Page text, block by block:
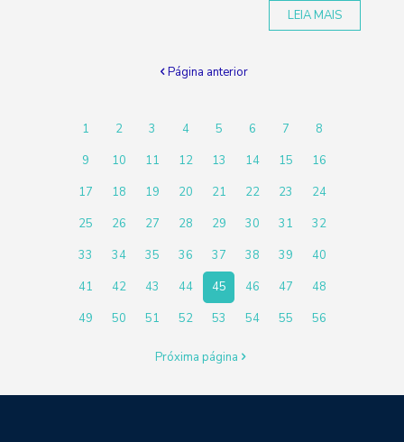
LEIA MAIS
Página anterior
1 2 3 4 5 6 7
8
9
10 11 12 13 14 15
16
17
18 19 20 21 22 23
24
25
26 27 28 29 30 31
32
33
34 35 36 37 38 39
40
41
42 43 44 45 46 47
48
49
50 51 52 53 54 55 56
Próxima página